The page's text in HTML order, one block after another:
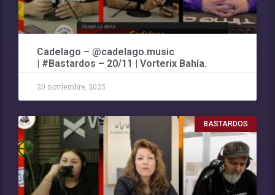
Cadelago – @cadelago.music
| #Bastardos – 20/11 | Vorterix Bahía.
20 noviembre, 2025
BASTARDOS